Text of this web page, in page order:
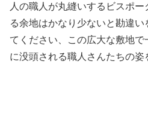
人の職人が丸縫いするビスポ
る余地はかなり少ないと勘違
てください、この広大な敷地
に没頭される職人さんたちの姿